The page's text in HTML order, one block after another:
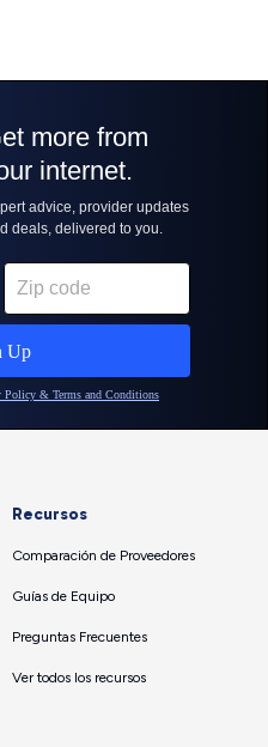
Recursos
Comparación de Proveedores
Guías de Equipo
Preguntas Frecuentes
Ver todos los recursos